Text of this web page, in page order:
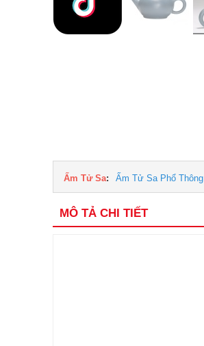
Ấm Tử Sa: Ấm Tử Sa Phổ Thông
MÔ TẢ CHI TIẾT